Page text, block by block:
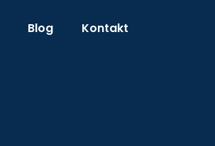
Blog Kontakt